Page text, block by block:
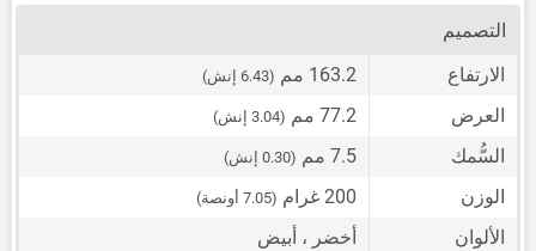
التصميم
الارتفاع
163.2 مم (6.43 إنش)
العرض 77.2 مم (3.04 إنش)
السُّمك 7.5 مم (0.30 إنش)
الوزن 200 غرام (7.05 أونصة)
الألوان أخضر ، أبيض